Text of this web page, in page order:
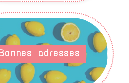
Bonnes adresses